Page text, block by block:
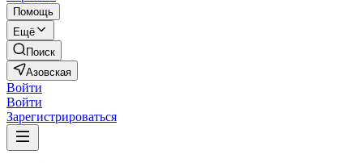
Помощь
Ещё
Поиск
Азовская
Войти
Войти
Зарегистрироваться